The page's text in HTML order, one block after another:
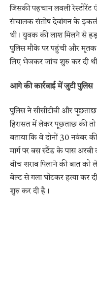
जिसकी पहचान लवली रेस्टोरेंट
संचालक संतोष देवांगन के
थी। युवक की लाश मिलने से
पुलिस मौके पर पहुंची और
लिए भेजकर जांच शुरु कर दी
आगे की कार्रवाई में जुटी पुलिस
पुलिस ने सीसीटीवी और
हिरासत में लेकर पूछताछ की
बताया कि वे दोनों 30 नवंबर
मार्ग पर बस स्टैंड के पास अरबी
बीच शराब पिलाने की बात को
बेल्ट से गला घोंटकर हत्या कर
शुरु कर दी है।